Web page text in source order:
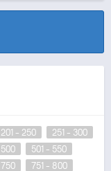
201 - 250
251 - 300
501 - 550
751 - 800